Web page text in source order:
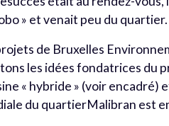
» et venait peu du quartier.
de Bruxelles
les idées fondatrices du
« hybride » (voir encadré)
du quartierMalibran est